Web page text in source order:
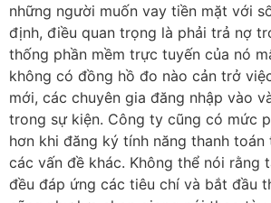
những người muốn vay tiền mặt với
định, điều quan trọng là phải trả nợ
thống phần mềm trực tuyến của nó
không có đồng hồ đo nào cản trở
mới, các chuyên gia đăng nhập vào
trong sự kiện. Công ty cũng có mức
hơn khi đăng ký tính năng thanh
các vấn đề khác. Không thể nói rằng
đều đáp ứng các tiêu chí và bắt đầu